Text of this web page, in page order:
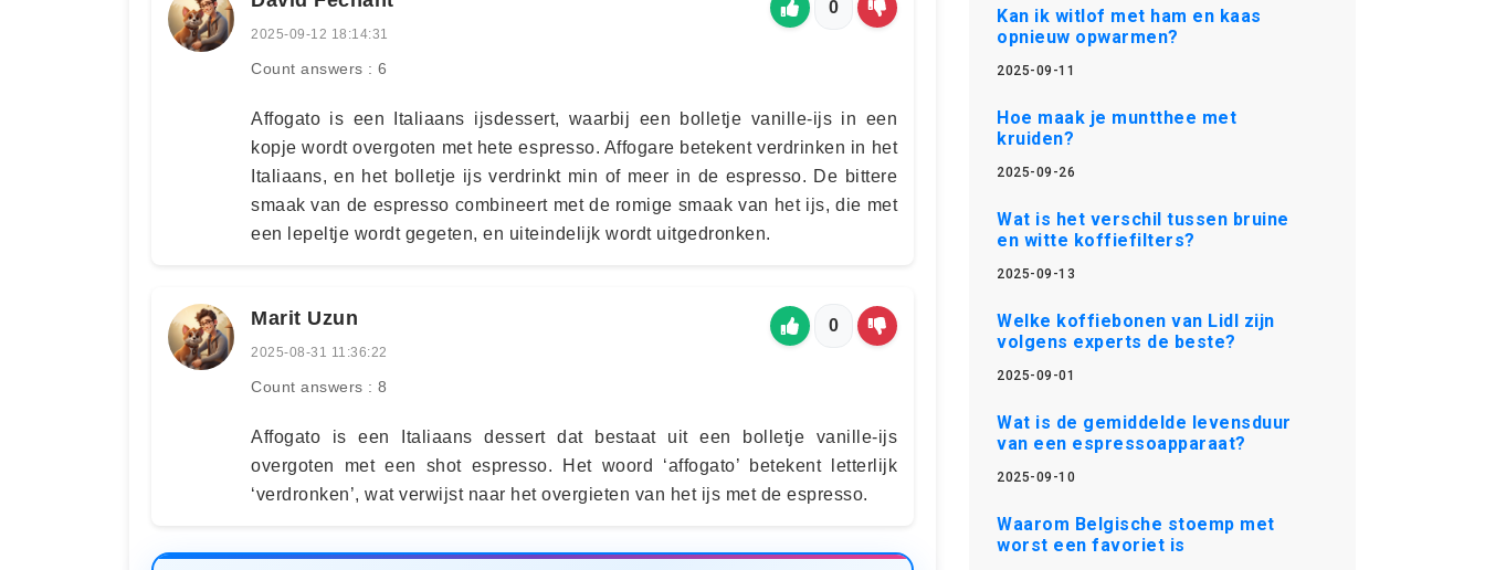
2025-09-12 18:14:31
Count answers : 6
0
Affogato is een Italiaans ijsdessert, waarbij een bolletje vanille-ijs in een
kopje wordt overgoten met hete espresso. Affogare betekent verdrinken in het
Italiaans, en het bolletje ijs verdrinkt min of meer in de espresso. De bittere
smaak van de espresso combineert met de romige smaak van het ijs, die met
een lepeltje wordt gegeten, en uiteindelijk wordt uitgedronken.
Marit Uzun
2025-08-31 11:36:22
Count answers : 8
0
Affogato is een Italiaans dessert dat bestaat uit een bolletje vanille-ijs
overgoten met een shot espresso. Het woord ‘affogato’ betekent letterlijk
‘verdronken’, wat verwijst naar het overgieten van het ijs met de espresso.
Kan ik witlof met ham en kaas
opnieuw opwarmen?
2025-09-11
Hoe maak je muntthee met
kruiden?
2025-09-26
Wat is het verschil tussen bruine
en witte koffiefilters?
2025-09-13
Welke koffiebonen van Lidl zijn
volgens experts de beste?
2025-09-01
Wat is de gemiddelde levensduur
van een espressoapparaat?
2025-09-10
Waarom Belgische stoemp met
worst een favoriet is